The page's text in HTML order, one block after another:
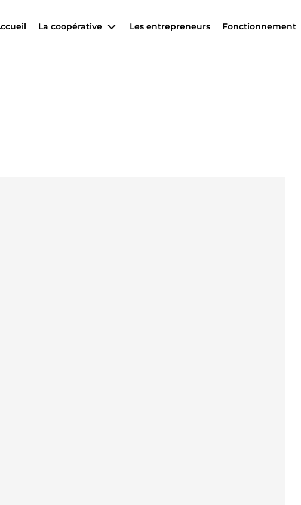
La coopérative Les entrepreneurs Fonctionnement